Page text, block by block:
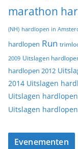
marathon
(NH) hardlopen in
hardlopen Run
2009 Uitslagen
hardlopen 2012
2014 Uitslagen
Uitslagen
Uitslagen
Evenementen